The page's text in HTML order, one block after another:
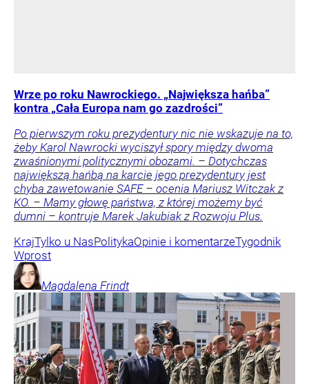
Wrze po roku Nawrockiego. „Największa hańba”
kontra „Cała Europa nam go zazdrości”
Po pierwszym roku prezydentury nic nie wskazuje na to,
żeby Karol Nawrocki wyciszył spory między dwoma
zwaśnionymi politycznymi obozami. – Dotychczas
największą hańbą na karcie jego prezydentury jest
chyba zawetowanie SAFE – ocenia Mariusz Witczak z
KO. – Mamy głowę państwa, z której możemy być
dumni – kontruje Marek Jakubiak z Rozwoju Plus.
KrajTylko u NasPolitykaOpinie i komentarzeTygodnik
Wprost
Magdalena Frindt